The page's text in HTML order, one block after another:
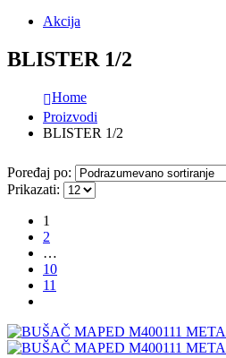
Akcija
BLISTER 1/2
Home
Proizvodi
BLISTER 1/2
Poređaj po:
Prikazati:
1
2
…
10
11